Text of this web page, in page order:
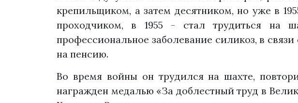
крепильщиком, а затем десятником, но уже в
проходчиком, в 1955 - стал трудиться на
профессиональное заболевание силикоз, в
на пенсию.
Во время войны он трудился на шахте,
награжден медалью «За доблестный труд в